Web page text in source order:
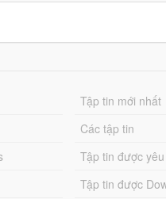
Tập tin mới nhất
Các tập tin
Tập tin được
Tập tin được